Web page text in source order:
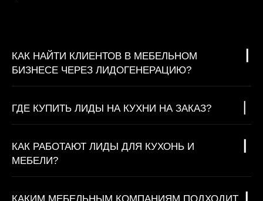
КАК НАЙТИ КЛИЕНТОВ В МЕБЕЛЬНОМ
БИЗНЕСЕ ЧЕРЕЗ ЛИДОГЕНЕРАЦИЮ?
ГДЕ КУПИТЬ ЛИДЫ НА КУХНИ НА ЗАКАЗ?
КАК РАБОТАЮТ ЛИДЫ ДЛЯ КУХОНЬ И
МЕБЕЛИ?